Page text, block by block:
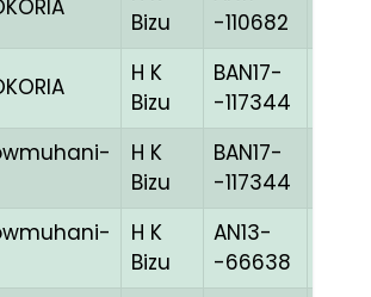
Bizu
-110682
H K
Bizu
BAN17-
-117344
H K
Bizu
BAN17-
-117344
H K
Bizu
AN13-
-66638